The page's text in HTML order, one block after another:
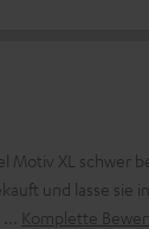
Motiv XL schwer
und lasse sie
Komplette